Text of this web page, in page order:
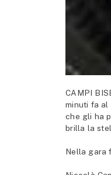
CAMPI
minuti fa al
che gli ha
brilla la
Nella gara